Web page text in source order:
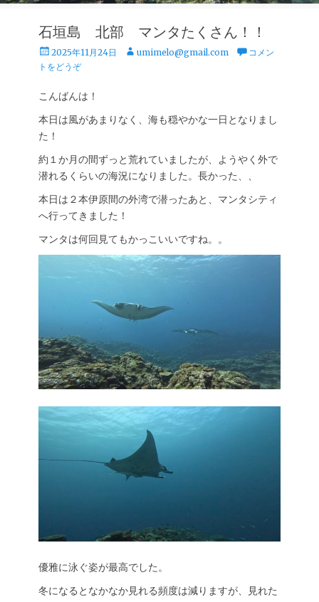
石垣島 北部 マンタたくさん！！
投
稿
2025年11月24日
投 umimelo@gmail.com
コメン
トをどうぞ
こんばんは！
本日は風があまりなく、海も穏やかな一日となりまし
た！
約１か月の間ずっと荒れていましたが、ようやく外で
潜れるくらいの海況になりました。長かった、、
本日は２本伊原間の外湾で潜ったあと、マンタシティ
へ行ってきました！
マンタは何回見てもかっこいいですね。。
優雅に泳ぐ姿が最高でした。
冬になるとなかなか見れる頻度は減りますが、見れた